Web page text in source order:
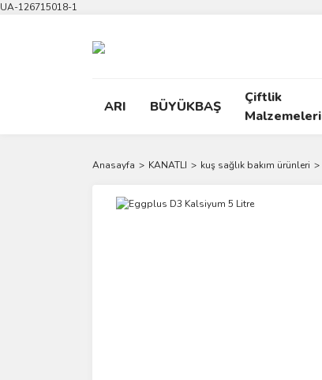
UA-126715018-1
ARI BÜYÜKBAŞ
Çiftlik
Malzemeleri
Anasayfa KANATLI kuş sağlık bakım ürünleri